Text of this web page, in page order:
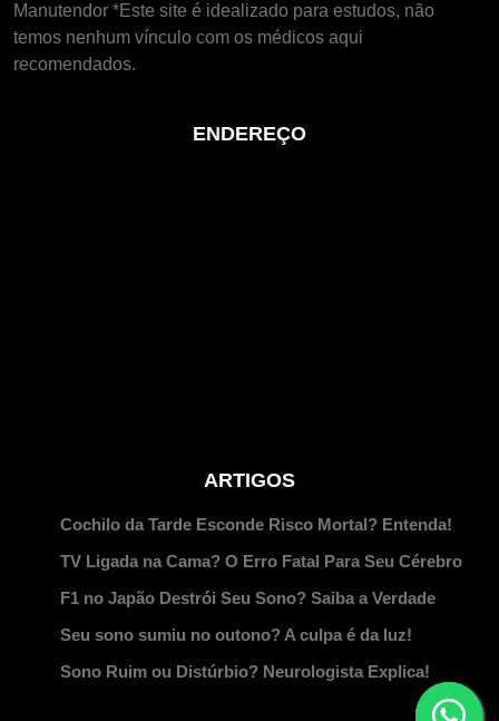
Manutendor *Este site é idealizado para estudos, não
temos nenhum vínculo com os médicos aqui
recomendados.
ENDEREÇO
ARTIGOS
Cochilo da Tarde Esconde Risco Mortal? Entenda!
TV Ligada na Cama? O Erro Fatal Para Seu Cérebro
F1 no Japão Destrói Seu Sono? Saiba a Verdade
Seu sono sumiu no outono? A culpa é da luz!
Sono Ruim ou Distúrbio? Neurologista Explica!